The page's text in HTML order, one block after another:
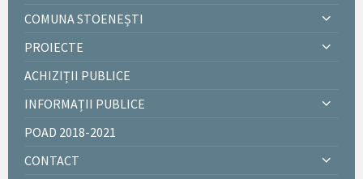
COMUNA STOENEȘTI
PROIECTE
ACHIZIȚII PUBLICE
INFORMAȚII PUBLICE
POAD 2018-2021
CONTACT